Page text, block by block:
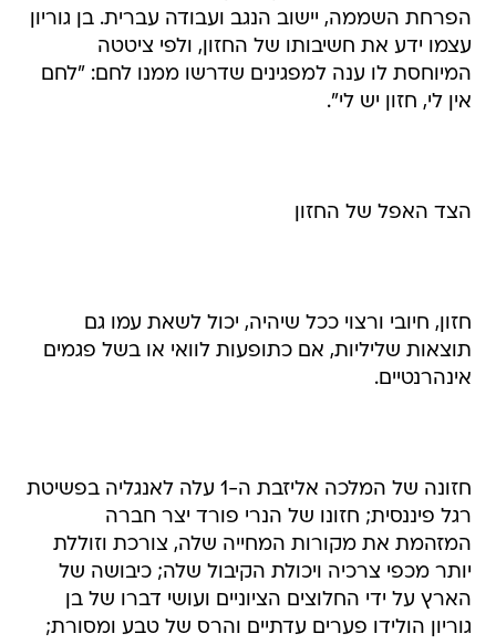
הפרחת השממה, יישוב הנגב ועבודה עברית. בן גוריון
עצמו ידע את חשיבותו של החזון, ולפי ציטטה
המיוחסת לו ענה למפגינים שדרשו ממנו לחם: "לחם
אין לי, חזון יש לי".
הצד האפל של החזון
חזון, חיובי ורצוי ככל שיהיה, יכול לשאת עמו גם
תוצאות שליליות, אם כתופעות לוואי או בשל פגמים
אינהרנטיים.
חזונה של המלכה אליזבת ה-1 עלה לאנגליה בפשיטת
רגל פיננסית; חזונו של הנרי פורד יצר חברה
המזהמת את מקורות המחייה שלה, צורכת וזוללת
יותר מכפי צרכיה ויכולת הקיבול שלה; כיבושה של
הארץ על ידי החלוצים הציוניים ועושי דברו של בן
גוריון הולידו פערים עדתיים והרס של טבע ומסורת;